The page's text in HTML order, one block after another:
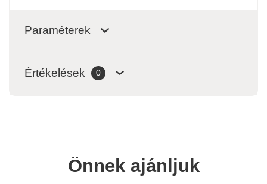
Paraméterek
Értékelések 0
Önnek ajánljuk